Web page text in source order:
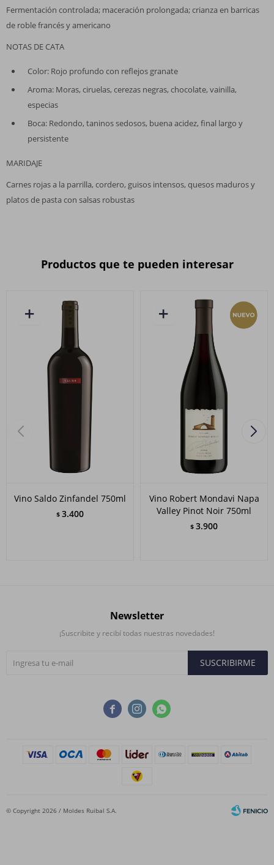
Fermentación controlada; maceración prolongada; crianza en barricas
de roble francés y americano
NOTAS DE CATA
Color: Rojo profundo con reflejos granate
Aroma: Moras, ciruelas, cerezas negras, chocolate, vainilla,
especias
Boca: Redondo, taninos sedosos, buena acidez, final largo y
persistente
MARIDAJE
Carnes rojas a la parrilla, cordero, guisos intensos, quesos maduros y
platos de pasta con salsas robustas
Productos que te pueden interesar
Vino Saldo Zinfandel 750ml
$ 3.400
Vino Robert Mondavi Napa
Valley Pinot Noir 750ml
$ 3.900
  
Newsletter
¡Suscribite y recibí todas nuestras novedades!
SUSCRIBIRME
© Copyright 2026 / Moldes Ruibal S.A.